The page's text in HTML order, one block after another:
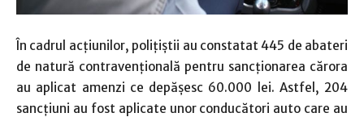
În cadrul acţiunilor, poliţiştii au constatat 445 de abateri
de natură contravenţională pentru sancţionarea cărora
au aplicat amenzi ce depăşesc 60.000 lei. Astfel, 204
sancţiuni au fost aplicate unor conducători auto care au